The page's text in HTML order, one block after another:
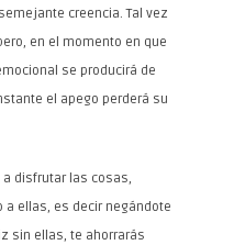
creencia. Tal vez
en el momento en que
se producirá de
el apego perderá su
disfrutar las cosas,
a ellas, es decir negándote
sin ellas, te ahorrarás